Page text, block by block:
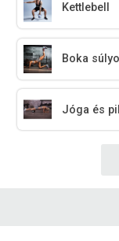
Kettlebell
Boka
Jóga és